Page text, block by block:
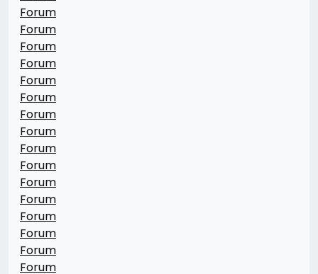
Forum
Forum
Forum
Forum
Forum
Forum
Forum
Forum
Forum
Forum
Forum
Forum
Forum
Forum
Forum
Forum